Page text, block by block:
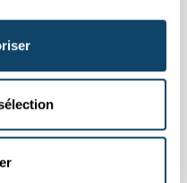
12. August 2026